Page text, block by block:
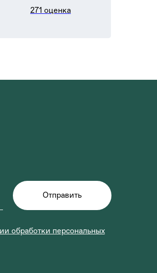
271 оценка
Отправить
обработки персональных